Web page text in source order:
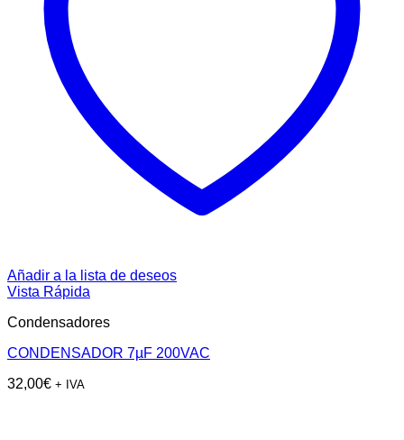
Añadir a la lista de deseos
Vista Rápida
Condensadores
CONDENSADOR 7µF 200VAC
32,00€ + IVA